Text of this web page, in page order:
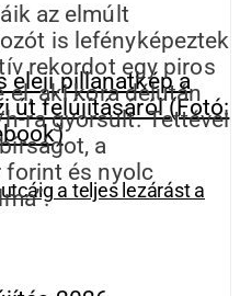
a teljes lezárást a
az elmúlt
is lefényképeztek
rekordot egy piros
aki kora délután
ra gyorsult. Tettével
a
forint és nyolc